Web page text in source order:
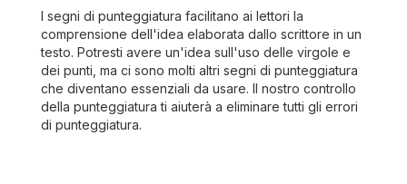
I segni di punteggiatura facilitano ai lettori la
comprensione dell'idea elaborata dallo scrittore in un
testo. Potresti avere un'idea sull'uso delle virgole e
dei punti, ma ci sono molti altri segni di punteggiatura
che diventano essenziali da usare. Il nostro controllo
della punteggiatura ti aiuterà a eliminare tutti gli errori
di punteggiatura.